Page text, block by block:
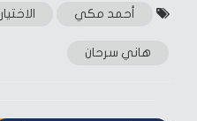
أحمد مكي الاختيار 2
هاني سرحان